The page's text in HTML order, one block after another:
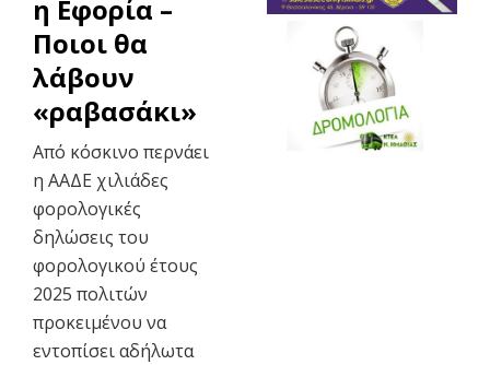
η Εφορία –
Ποιοι θα
λάβουν
«ραβασάκι»
Από κόσκινο περνάει
η ΑΑΔΕ χιλιάδες
φορολογικές
δηλώσεις του
φορολογικού έτους
2025 πολιτών
προκειμένου να
εντοπίσει αδήλωτα